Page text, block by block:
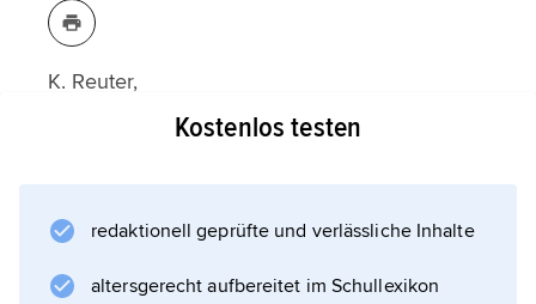
K. Reuter,
Vom Scholaren bis zum jungen Reformator.
Kostenlos testen
redaktionell geprüfte und verlässliche Inhalte
altersgerecht aufbereitet im Schullexikon